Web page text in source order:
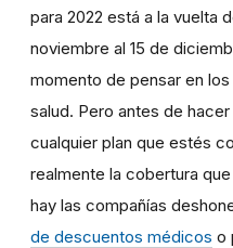
para 2022 está a la vuelta
noviembre al 15 de
momento de pensar en
salud. Pero antes de
cualquier plan que estés
realmente la cobertura
hay las compañías
de descuentos médicos o